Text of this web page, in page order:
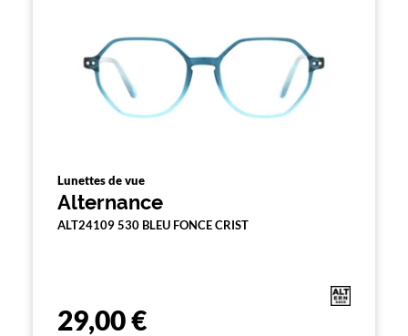
Lunettes de vue
Alternance
ALT24109 530 BLEU FONCE CRIST
29,00 €